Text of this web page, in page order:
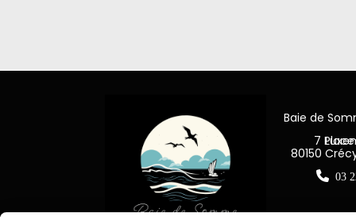
Baie de
7 Place
80150
 03